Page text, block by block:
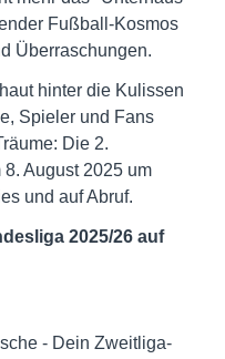
Fußball-Kosmos
Überraschungen.
hinter die Kulissen
Spieler und Fans
Die 2.
August 2025 um
und auf Abruf.
2025/26 auf
- Dein Zweitliga-